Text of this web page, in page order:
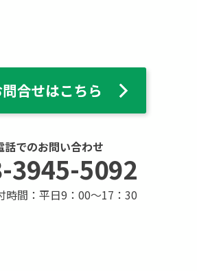
話でのお問い合わせ
3945-5092
時間：平日9：00～17：30